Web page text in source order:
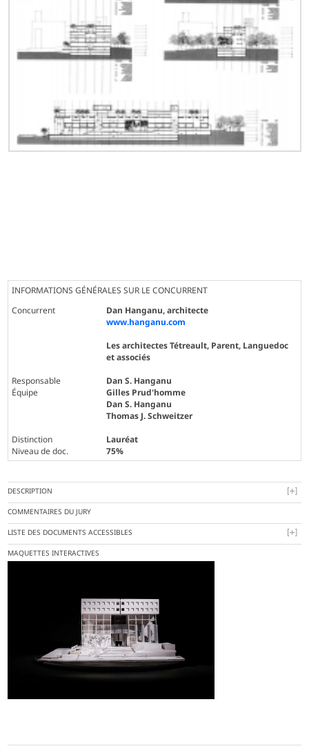
INFORMATIONS GÉNÉRALES SUR LE CONCURRENT
Concurrent
Dan Hanganu, architecte
www.hanganu.com
Les architectes Tétreault, Parent, Languedoc
et associés
Responsable
Dan S. Hanganu
Équipe
Gilles Prud'homme
Dan S. Hanganu
Thomas J. Schweitzer
Distinction
Lauréat
Niveau de doc.
75%
DESCRIPTION
COMMENTAIRES DU JURY
LISTE DES DOCUMENTS ACCESSIBLES
MAQUETTES INTERACTIVES